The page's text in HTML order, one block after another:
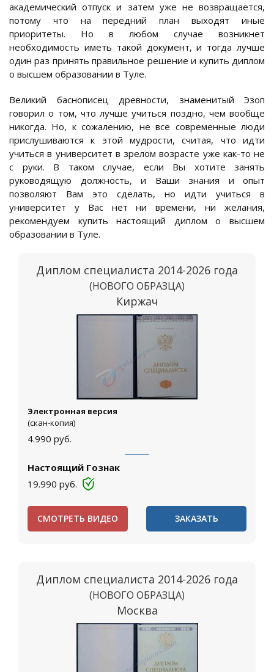
академический отпуск и затем уже не возвращается,
потому что на передний план выходят иные
приоритеты. Но в любом случае возникнет
необходимость иметь такой документ, и тогда лучше
один раз принять правильное решение и купить диплом
о высшем образовании в Туле.
Великий баснописец древности, знаменитый Эзоп
говорил о том, что лучше учиться поздно, чем вообще
никогда. Но, к сожалению, не все современные люди
прислушиваются к этой мудрости, считая, что идти
учиться в университет в зрелом возрасте уже как-то не
с руки. В таком случае, если Вы хотите занять
руководящую должность, и Ваши знания и опыт
позволяют Вам это сделать, но идти учиться в
университет у Вас нет ни времени, ни желания,
рекомендуем купить настоящий диплом о высшем
образовании в Туле.
Диплом специалиста 2014-2026 года
(НОВОГО ОБРАЗЦА)
Киржач
Электронная версия
(скан-копия)
4.990 руб.
Настоящий Гознак
19.990 руб.
СМОТРЕТЬ ВИДЕО ЗАКАЗАТЬ
Диплом специалиста 2014-2026 года
(НОВОГО ОБРАЗЦА)
Москва